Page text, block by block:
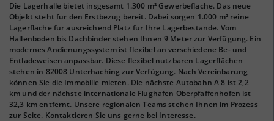
Die Lagerhalle bietet insgesamt 1.300 m² Gewerbefläche. Das neue
Objekt steht für den Erstbezug bereit. Dabei sorgen 1.000 m² reine
Lagerfläche für ausreichend Platz für Ihre Lagerbestände. Vom
Hallenboden bis Dachbinder stehen Ihnen 9 Meter zur Verfügung. Ein
modernes Andienungssystem ist flexibel an verschiedene Be- und
Entladeweisen anpassbar. Diese flexibel nutzbaren Lagerflächen
stehen in 82008 Unterhaching zur Verfügung. Nach Vereinbarung
können Sie die Immobilie mieten. Die nächste Autobahn A 8 ist 2,2
km und der nächste internationale Flughafen Oberpfaffenhofen ist
32,3 km entfernt. Unsere regionalen Teams stehen Ihnen im Prozess
zur Seite. Kontaktieren Sie uns gerne bei Interesse.